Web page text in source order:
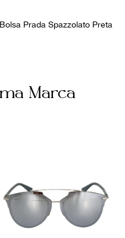
Bolsa Prada Spazzolato Preta
Marca